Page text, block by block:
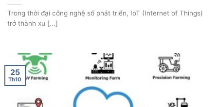
Trong thời đại công nghệ số phát triển, IoT (Internet of Things)
trở thành xu [...]
25
Th10